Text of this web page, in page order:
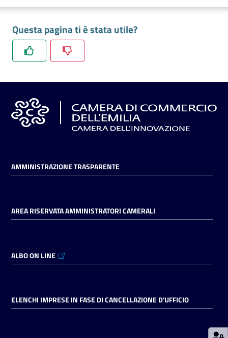
Promuovere
l'impresa
il
Tutelare
l'Impresa
Consumatore
L'impresa
in
Prenotazioni
on line
Questa pagina ti è stata utile?
AMMINISTRAZIONE TRASPARENTE
AREA RISERVATA AMMINISTRATORI CAMERALI
ALBO ON LINE
ELENCHI IMPRESE IN FASE DI CANCELLAZIONE D'UFFICIO